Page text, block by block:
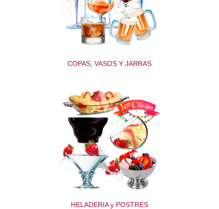
COPAS, VASOS Y JARRAS
HELADERIA y POSTRES